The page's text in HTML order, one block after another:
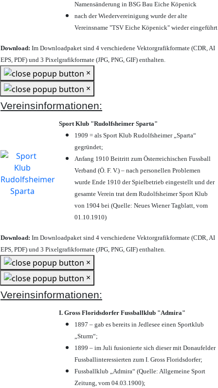
Namensänderung in BSG Bau Eiche Köpenick
nach der Wiedervereinigung wurde der alte
Vereinsname "TSV Eiche Köpenick" wieder eingeführt
Download: Im Downloadpaket sind 4 verschiedene Vektorgrafikformate (CDR, AI
EPS, PDF) und 3 Pixelgrafikformate (JPG, PNG, GIF) enthalten.
×
×
Vereinsinformationen:
Sport Klub "Rudolfsheimer Sparta"
1909 = als Sport Klub Rudolfsheimer „Sparta“
gegründet;
Anfang 1910 Beitritt zum Österreichischen Fussball
Verband (Ö. F. V.) – nach personellen Problemen
wurde Ende 1910 der Spielbetrieb eingestellt und der
gesamte Verein trat dem Rudolfsheimer Sport Klub
von 1904 bei (Quelle: Neues Wiener Tagblatt, vom
01.10.1910)
Download: Im Downloadpaket sind 4 verschiedene Vektorgrafikformate (CDR, AI
EPS, PDF) und 3 Pixelgrafikformate (JPG, PNG, GIF) enthalten.
×
×
Vereinsinformationen:
I. Gross Floridsdorfer Fussballklub "Admira"
1897 – gab es bereits in Jedlesee einen Sportklub
„Sturm“;
1899 – im Juli fusionierte sich dieser mit Donaufelder
Fussballinteressierten zum I. Gross Floridsdorfer;
Fussballklub „Admira“ (Quelle: Allgemeine Sport
Zeitung, vom 04.03.1900);